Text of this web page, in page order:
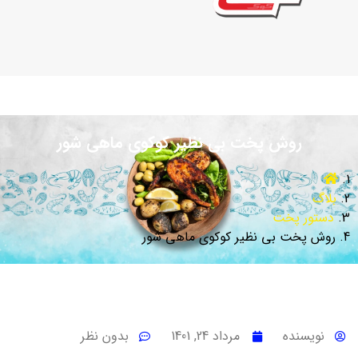
روش پخت بی نظیر کوکوی ماهی شور
بلاگ
دستور پخت
روش پخت بی نظیر کوکوی ماهی شور
نویسنده مرداد 24, 1401 بدون نظر